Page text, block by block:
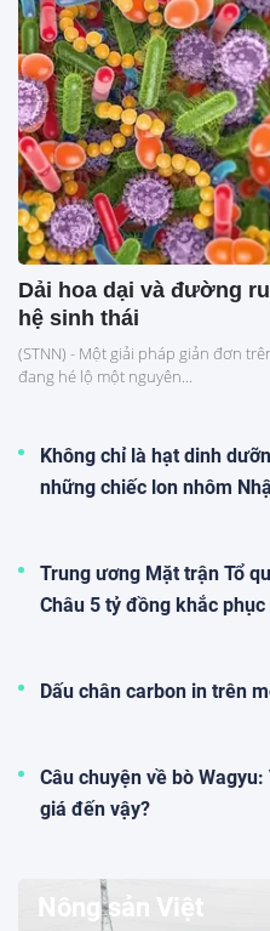
Dải hoa dại và đường
hệ sinh thái
(STNN) - Một giải pháp giản đơn
đang hé lộ một nguyên...
Không chỉ là hạt dinh
những chiếc lon nhôm
Trung ương Mặt trận Tổ
Châu 5 tỷ đồng khắc
Dấu chân carbon in trên
Câu chuyện về bò
giá đến vậy?
Nông sản Việt